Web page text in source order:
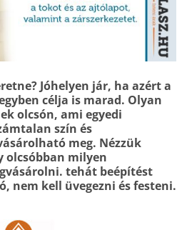
Jóhelyen jár, ha azért a
célja is marad. Olyan
olcsón, ami egyedi
szín és
meg. Nézzük
olcsóbban milyen
tehát beépítést
nem kell üvegezni és festeni.